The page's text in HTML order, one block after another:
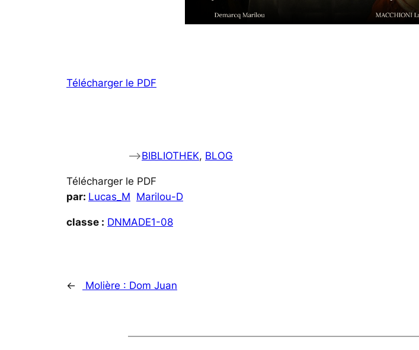
Télécharger le PDF
–>BIBLIOTHEK, BLOG
Télécharger le PDF
par: Lucas_M Marilou-D
classe : DNMADE1-08
← Molière : Dom Juan